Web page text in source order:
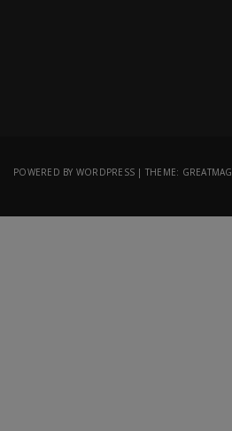
POWERED BY WORDPRESS | THEME: GREATMAG